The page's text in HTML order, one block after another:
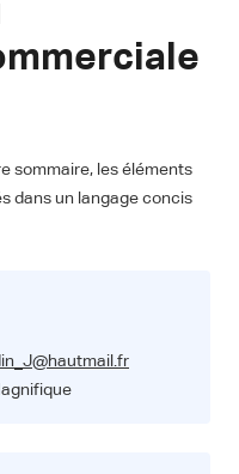
sommaire, les éléments
dans un langage concis